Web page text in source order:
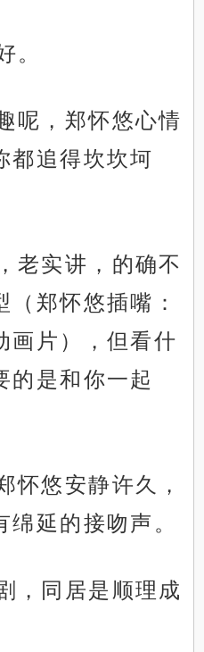
。
呢，郑怀悠心情
都追得坎坎坷
老实讲，的确不
郑怀悠插嘴：
画片），但看什
的是和你一起
怀悠安静许久，
延的接吻声。
，同居是顺理成